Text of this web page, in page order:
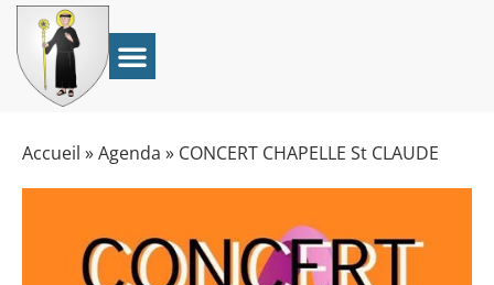
Accueil »Agenda » CONCERT CHAPELLE St CLAUDE